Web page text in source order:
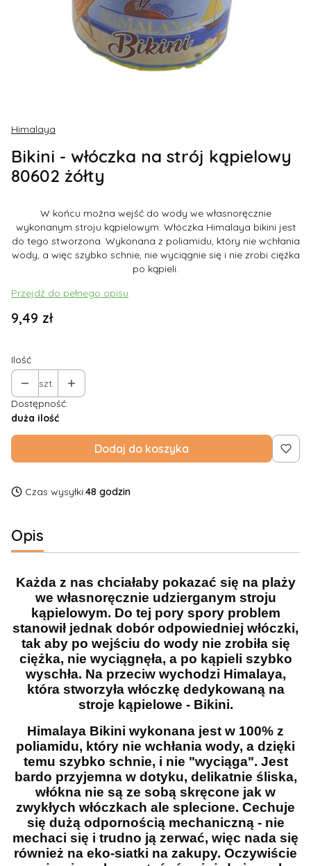
Himalaya
Bikini - włóczka na strój kąpielowy
80602 żółty
W końcu można wejść do wody we własnoręcznie
wykonanym stroju kąpielowym. Włóczka Himalaya bikini jest
do tego stworzona. Wykonana z poliamidu, który nie wchłania
wody, a więc szybko schnie, nie wyciągnie się i nie zrobi ciężka
po kąpieli.
Przejdź do pełnego opisu
Cena
9,49 zł
Ilość
szt.
Dostępność:
duża ilość
Dodaj do koszyka
Czas wysyłki:48 godzin
Opis
Każda z nas chciałaby pokazać się na plaży
we własnoręcznie udzierganym stroju
kąpielowym. Do tej pory spory problem
stanowił jednak dobór odpowiedniej włóczki,
tak aby po wejściu do wody nie zrobiła się
ciężka, nie wyciągnęła, a po kąpieli szybko
wyschła. Na przeciw wychodzi Himalaya,
która stworzyła włóczkę dedykowaną na
stroje kąpielowe - Bikini.
Himalaya Bikini wykonana jest w 100% z
poliamidu, który nie wchłania wody, a dzięki
temu szybko schnie, i nie "wyciąga". Jest
bardo przyjemna w dotyku, delikatnie śliska,
włókna nie są ze sobą skręcone jak w
zwykłych włóczkach ale splecione. Cechuje
się dużą odpornością mechaniczną - nie
mechaci się i trudno ją zerwać, więc nada się
również na eko-siatki na zakupy. Oczywiście